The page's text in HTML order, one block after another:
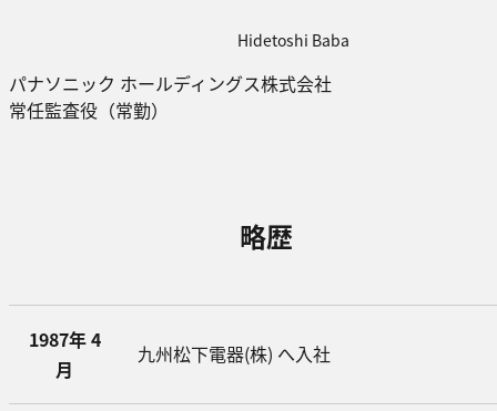
Hidetoshi Baba
パナソニック ホールディングス株式会社
常任監査役（常勤）
略歴
1987年 4
月
九州松下電器(株) へ入社